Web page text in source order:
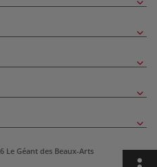
Le Géant des Beaux-Arts